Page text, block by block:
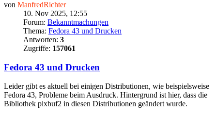
von ManfredRichter
10. Nov 2025, 12:55
Forum: Bekanntmachungen
Thema: Fedora 43 und Drucken
Antworten: 3
Zugriffe: 157061
Fedora 43 und Drucken
Leider gibt es aktuell bei einigen Distributionen, wie beispielsweise
Fedora 43, Probleme beim Ausdruck. Hintergrund ist hier, dass die
Bibliothek pixbuf2 in diesen Distributionen geändert wurde.